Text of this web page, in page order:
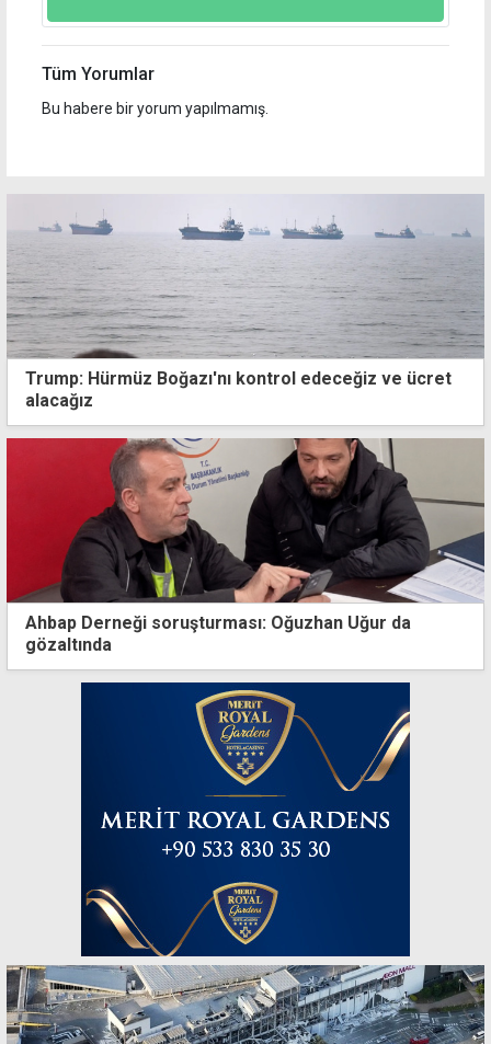
Tüm Yorumlar
Bu habere bir yorum yapılmamış.
Trump: Hürmüz Boğazı'nı kontrol edeceğiz ve ücret
alacağız
Ahbap Derneği soruşturması: Oğuzhan Uğur da
gözaltında